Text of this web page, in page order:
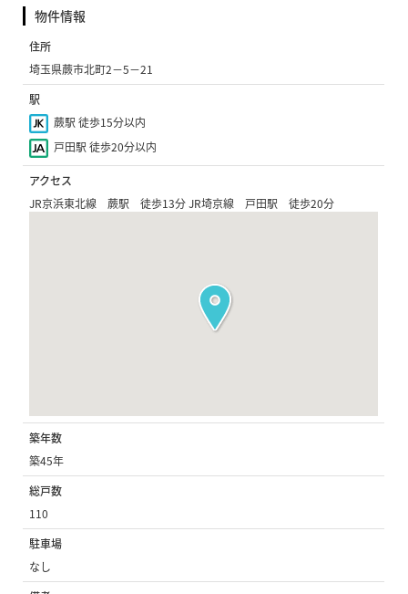
物件情報
住所
埼玉県蕨市北町2−5−21
駅
蕨駅 徒歩15分以内
戸田駅 徒歩20分以内
アクセス
JR京浜東北線 蕨駅 徒歩13分 JR埼京線 戸田駅 徒歩20分
築年数
築45年
総戸数
110
駐車場
なし